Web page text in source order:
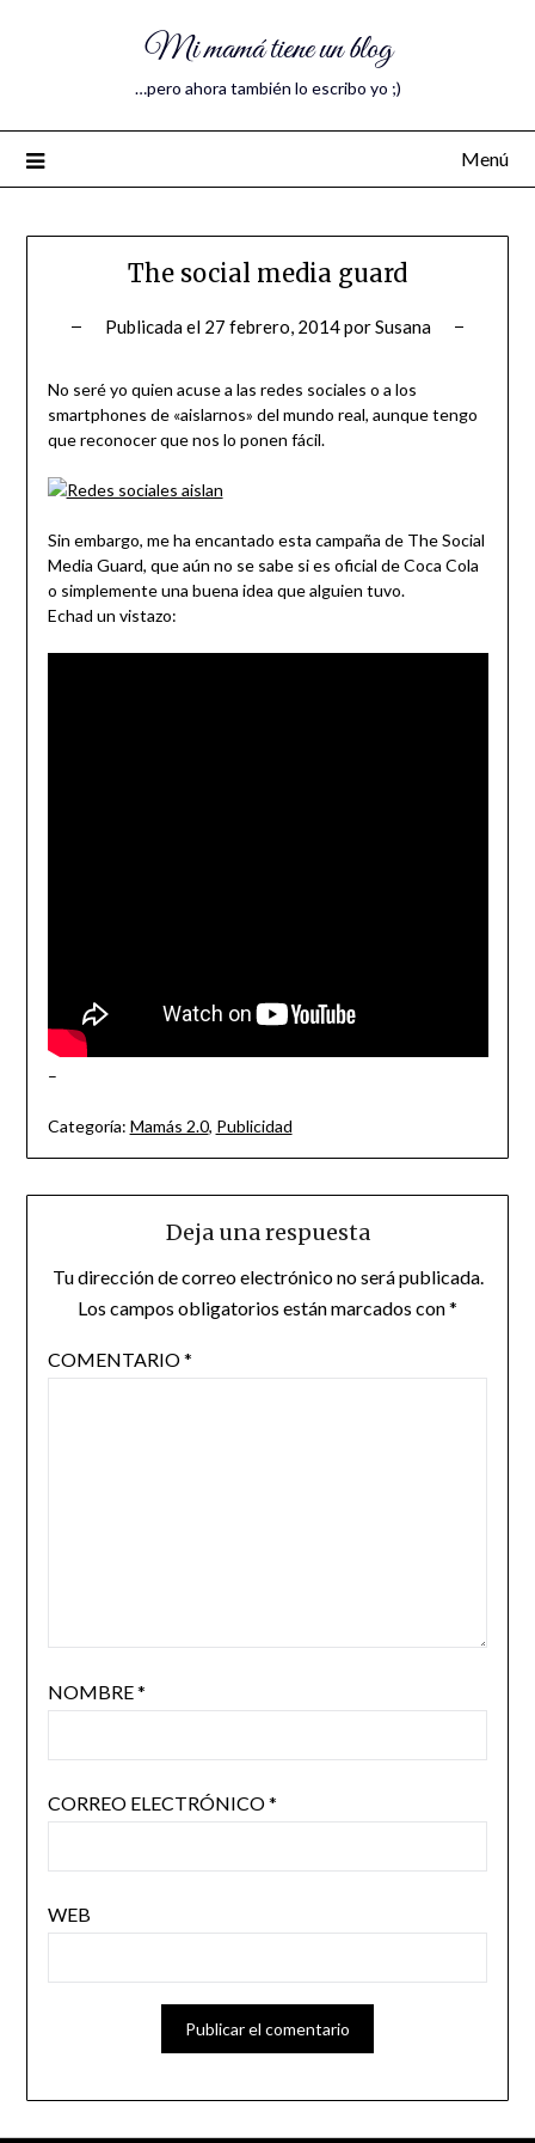
Mi mamá tiene un blog
…pero ahora también lo escribo yo ;)
Menú
The social media guard
Publicada el 27 febrero, 2014porSusana
No seré yo quien acuse a las redes sociales o a los
smartphones de «aislarnos» del mundo real, aunque tengo
que reconocer que nos lo ponen fácil.
Sin embargo, me ha encantado esta campaña de The Social
Media Guard, que aún no se sabe si es oficial de Coca Cola
o simplemente una buena idea que alguien tuvo.
Echad un vistazo:
–
Categoría: Mamás 2.0, Publicidad
Deja una respuesta
Tu dirección de correo electrónico no será publicada.
Los campos obligatorios están marcados con*
COMENTARIO*
NOMBRE*
CORREO ELECTRÓNICO*
WEB